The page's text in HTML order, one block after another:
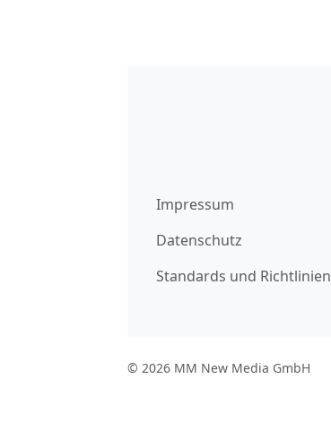
Impressum
Datenschutz
Standards und Richtlinien
© 2026 MM New Media GmbH